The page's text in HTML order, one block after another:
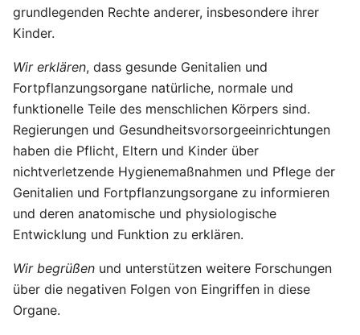
grundlegenden Rechte anderer, insbesondere ihrer
Kinder.
Wir erklären, dass gesunde Genitalien und
Fortpflanzungsorgane natürliche, normale und
funktionelle Teile des menschlichen Körpers sind.
Regierungen und Gesundheitsvorsorgeeinrichtungen
haben die Pflicht, Eltern und Kinder über
nichtverletzende Hygienemaßnahmen und Pflege der
Genitalien und Fortpflanzungsorgane zu informieren
und deren anatomische und physiologische
Entwicklung und Funktion zu erklären.
Wir begrüßen und unterstützen weitere Forschungen
über die negativen Folgen von Eingriffen in diese
Organe.